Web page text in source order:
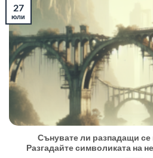
Сънувате ли разпадащи се
Разгадайте символиката на
27
юли